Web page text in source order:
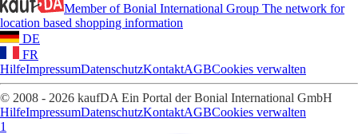
Member of Bonial International Group The network for
location based shopping information
DE
FR
HilfeImpressumDatenschutzKontaktAGBCookies verwalten
© 2008 - 2026 kaufDA Ein Portal der Bonial International GmbH
HilfeImpressumDatenschutzKontaktAGBCookies verwalten
1